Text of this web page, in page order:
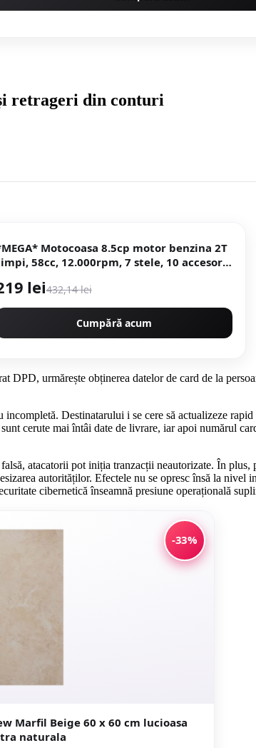
retrageri din conturi
Motocoasa 8.5cp motor benzina 2T
58cc, 12.000rpm, 7 stele, 10 accesorii
lei432,14 lei
Cumpără acum
urmărește obținerea datelor de card de la
Destinatarului i se cere să actualizeze
cerute mai întâi date de livrare, iar apoi numărul
atacatorii pot iniția tranzacții neautorizate. În
autorităților. Efectele nu se opresc însă la nivel
cibernetică înseamnă presiune operațională
-33%
x 60 cm lucioasa
piatra naturala